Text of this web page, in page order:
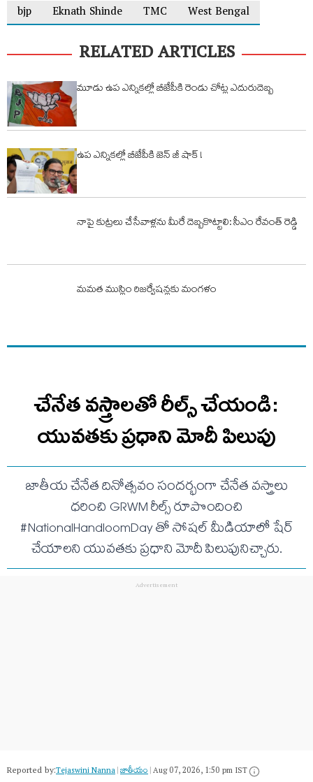
bjp
Eknath Shinde TMC West Bengal
RELATED ARTICLES
మూడు ఉప ఎన్నికల్లో బీజేపీకి రెండు చోట్ల ఎదురుదెబ్బ
ఉప ఎన్నికల్లో బీజేపీకి జెన్ జీ షాక్ !
నాపై కుట్రలు చేసేవాళ్లను మీరే దెబ్బకొట్టాలి: సీఎం రేవంత్ రెడ్డి
మమత ముస్లిం రిజర్వేషన్లకు మంగళం
చేనేత వస్త్రాలతో రీల్స్ చేయండి:
యువతకు ప్రధాని మోదీ పిలుపు
జాతీయ చేనేత దినోత్సవం సందర్భంగా చేనేత వస్త్రాలు
ధరించి GRWM రీల్స్ రూపొందించి
#NationalHandloomDay తో సోషల్ మీడియాలో షేర్
చేయాలని యువతకు ప్రధాని మోదీ పిలుపునిచ్చారు.
Reported by:Tejaswini Nanna|జాతీయం|Aug 07, 2026, 1:50 pm IST